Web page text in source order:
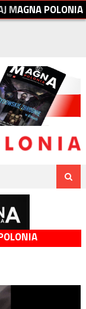
JMAGNAPOLONIA